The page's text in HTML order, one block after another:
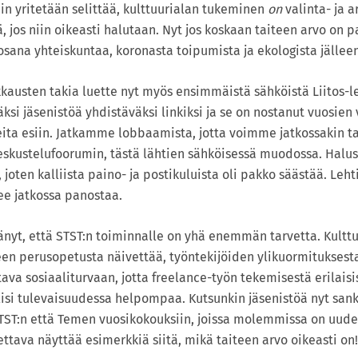
yritetään selittää, kulttuurialan tukeminen onvalinta- ja
jos niin oikeasti halutaan. Nyt jos koskaan taiteen arvo on
yhteiskuntaa, koronasta toipumista ja ekologista
takia luette nyt myös ensimmäistä sähköistä Liitos-
jäsenistöä yhdistäväksi linkiksi ja se on nostanut
esiin. Jatkamme lobbaamista, jotta voimme jatkossakin
tästä lähtien sähköisessä muodossa.
joten kalliista paino- ja postikuluista oli pakko säästää.
jatkossa panostaa.
että STST:n toiminnalle on yhä enemmän tarvetta.
perusopetusta näivettää, työntekijöiden
sosiaaliturvaan, jotta freelance-työn tekemisestä
tulevaisuudessa helpompaa. Kutsunkin jäsenistöä nyt
että Temen vuosikokouksiin, joissa molemmissa on
näyttää esimerkkiä siitä, mikä taiteen arvo oikeasti